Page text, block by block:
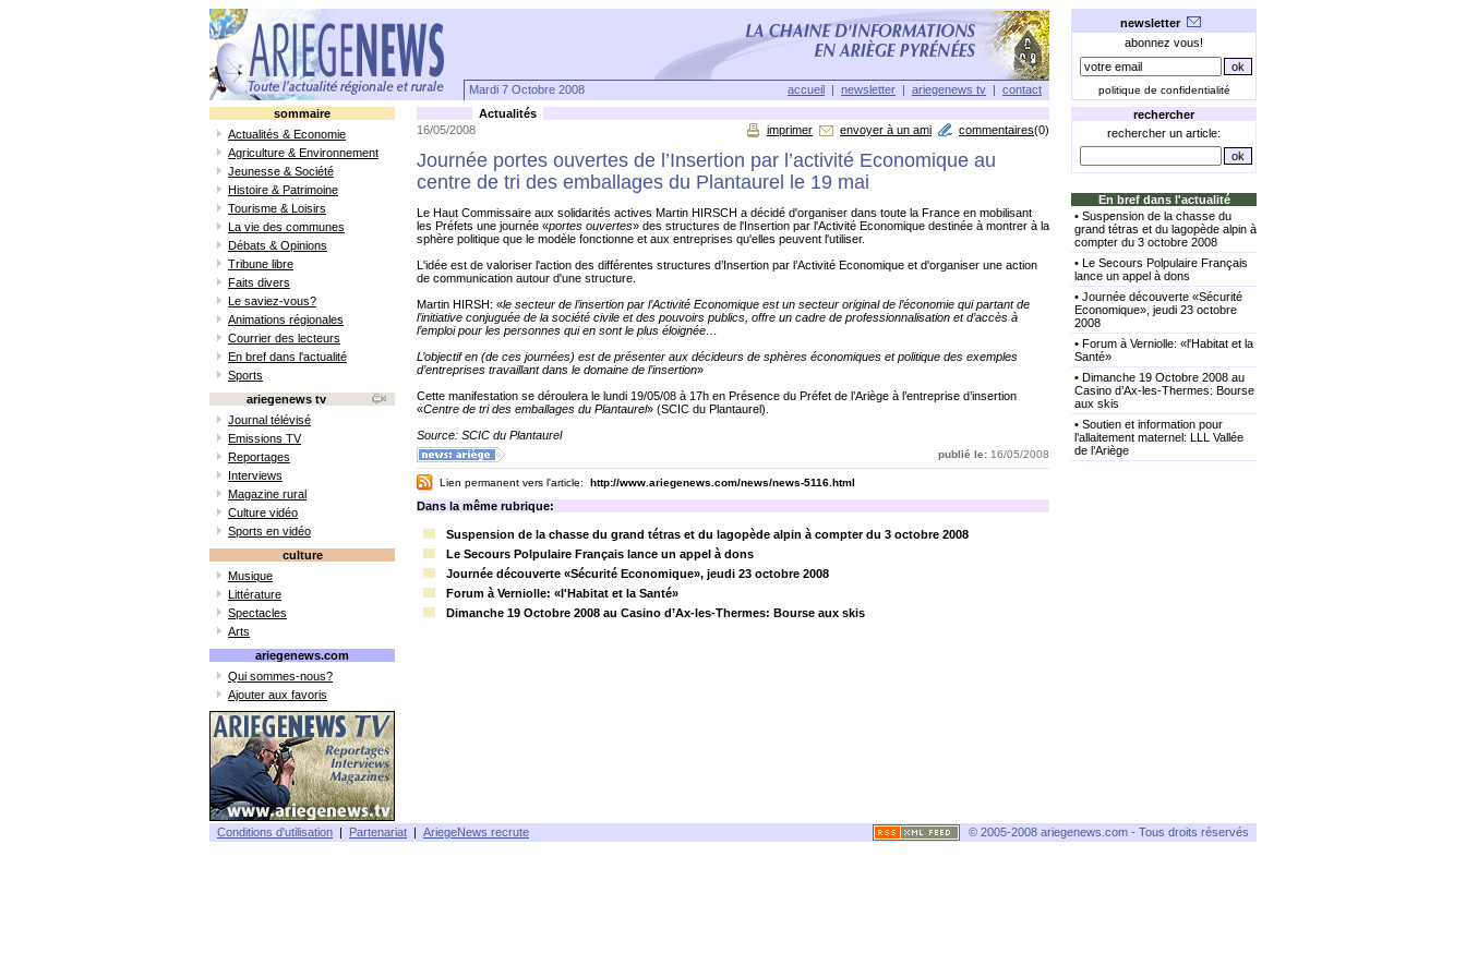
Mardi 7 Octobre 2008 accueil | newsletter | ariegenews tv | contact
newsletter
abonnez vous!
politique de confidentialité
sommaire
Actualités & Economie
Agriculture & Environnement
Jeunesse & Société
Histoire & Patrimoine
Tourisme & Loisirs
La vie des communes
Débats & Opinions
Tribune libre
Faits divers
Le saviez-vous?
Animations régionales
Courrier des lecteurs
En bref dans l'actualité
Sports
ariegenews tv
Journal télévisé
Emissions TV
Reportages
Interviews
Magazine rural
Culture vidéo
Sports en vidéo
culture
Musique
Littérature
Spectacles
Arts
ariegenews.com
Qui sommes-nous?
Ajouter aux favoris
Actualités
16/05/2008
imprimer envoyer à un ami commentaires(0)
Journée portes ouvertes de l’Insertion par l’activité Economique au
centre de tri des emballages du Plantaurel le 19 mai
Le Haut Commissaire aux solidarités actives Martin HIRSCH a décidé d'organiser dans toute la France en mobilisant
les Préfets une journée «portes ouvertes» des structures de l'Insertion par l'Activité Economique destinée à montrer à la
sphère politique que le modèle fonctionne et aux entreprises qu'elles peuvent l'utiliser.
L'idée est de valoriser l'action des différentes structures d’Insertion par l’Activité Economique et d'organiser une action
de communication autour d'une structure.
Martin HIRSH: «le secteur de l’insertion par l’Activité Economique est un secteur original de l’économie qui partant de
l’initiative conjuguée de la société civile et des pouvoirs publics, offre un cadre de professionnalisation et d’accès à
l’emploi pour les personnes qui en sont le plus éloignée…
L’objectif en (de ces journées) est de présenter aux décideurs de sphères économiques et politique des exemples
d’entreprises travaillant dans le domaine de l’insertion»
Cette manifestation se déroulera le lundi 19/05/08 à 17h en Présence du Préfet de l’Ariège à l’entreprise d’insertion
«Centre de tri des emballages du Plantaurel» (SCIC du Plantaurel).
Source: SCIC du Plantaurel
publié le: 16/05/2008
Lien permanent vers l'article: http://www.ariegenews.com/news/news-5116.html
Dans la même rubrique:
Suspension de la chasse du grand tétras et du lagopède alpin à compter du 3 octobre 2008
Le Secours Polpulaire Français lance un appel à dons
Journée découverte «Sécurité Economique», jeudi 23 octobre 2008
Forum à Verniolle: «l'Habitat et la Santé»
Dimanche 19 Octobre 2008 au Casino d’Ax-les-Thermes: Bourse aux skis
rechercher
rechercher un article:
En bref dans l'actualité
• Suspension de la chasse du
grand tétras et du lagopède alpin à
compter du 3 octobre 2008
• Le Secours Polpulaire Français
lance un appel à dons
• Journée découverte «Sécurité
Economique», jeudi 23 octobre
2008
• Forum à Verniolle: «l'Habitat et la
Santé»
• Dimanche 19 Octobre 2008 au
Casino d’Ax-les-Thermes: Bourse
aux skis
• Soutien et information pour
l’allaitement maternel: LLL Vallée
de l’Ariège
Conditions d'utilisation | Partenariat | AriegeNews recrute © 2005-2008 ariegenews.com - Tous droits réservés